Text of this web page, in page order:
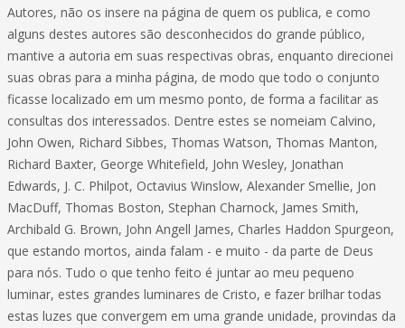
Autores, não os insere na página de quem os publica, e como
alguns destes autores são desconhecidos do grande público,
mantive a autoria em suas respectivas obras, enquanto direcionei
suas obras para a minha página, de modo que todo o conjunto
ficasse localizado em um mesmo ponto, de forma a facilitar as
consultas dos interessados. Dentre estes se nomeiam Calvino,
John Owen, Richard Sibbes, Thomas Watson, Thomas Manton,
Richard Baxter, George Whitefield, John Wesley, Jonathan
Edwards, J. C. Philpot, Octavius Winslow, Alexander Smellie, Jon
MacDuff, Thomas Boston, Stephan Charnock, James Smith,
Archibald G. Brown, John Angell James, Charles Haddon Spurgeon,
que estando mortos, ainda falam - e muito - da parte de Deus
para nós. Tudo o que tenho feito é juntar ao meu pequeno
luminar, estes grandes luminares de Cristo, e fazer brilhar todas
estas luzes que convergem em uma grande unidade, provindas da